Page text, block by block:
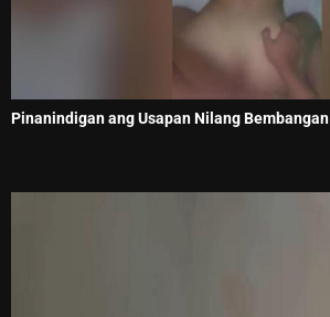
Pinanindigan ang Usapan Nilang Bembangan